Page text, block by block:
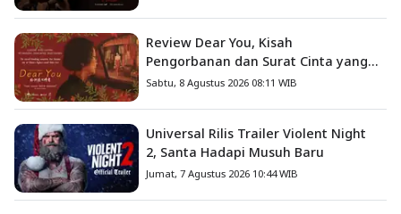
Review Dear You, Kisah
Pengorbanan dan Surat Cinta yang
Menyentuh Hati
Sabtu, 8 Agustus 2026 08:11 WIB
Universal Rilis Trailer Violent Night
2, Santa Hadapi Musuh Baru
Jumat, 7 Agustus 2026 10:44 WIB